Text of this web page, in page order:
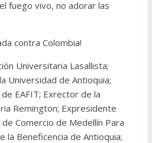
fuego vivo, no adorar las
contra Colombia!
Universitaria Lasallista;
Universidad de Antioquia;
EAFIT; Exrector de la
Remington; Expresidente
Comercio de Medellín Para
la Beneficencia de Antioquia;